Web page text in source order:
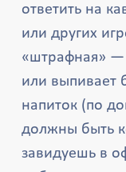
ответить на
или других
«штрафная» —
или выпивает
напиток (по
должны быть
завидуешь в